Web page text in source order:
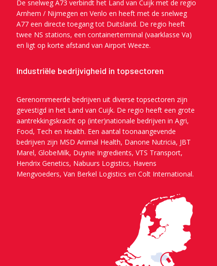
De snelweg A73 verbindt het Land van Cuijk met de regio
Arnhem / Nijmegen en Venlo en heeft met de snelweg
A77 een directe toegang tot Duitsland. De regio heeft
twee NS stations, een containerterminal (vaarklasse Va)
en ligt op korte afstand van Airport Weeze.
Industriële bedrijvigheid in topsectoren
Gerenommeerde bedrijven uit diverse topsectoren zijn
gevestigd in het Land van Cuijk. De regio heeft een grote
aantrekkingskracht op (inter)nationale bedrijven in Agri,
Food, Tech en Health. Een aantal toonaangevende
bedrijven zijn MSD Animal Health, Danone Nutricia, JBT
Marel, GlobeMilk, Duynie Ingredients, VTS Transport,
Hendrix Genetics, Nabuurs Logistics, Havens
Mengvoeders, Van Berkel Logistics en Colt International.